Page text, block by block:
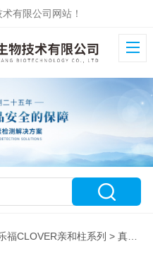
有限公司网站！
福CLOVER亲和柱系列 >真菌毒素系列